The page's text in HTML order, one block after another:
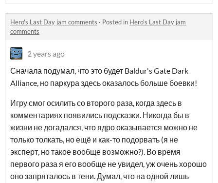
Hero's Last Day jam comments · Posted in Hero's Last Day jam
comments
2 years ago
Сначала подумал, что это будет Baldur's Gate Dark
Alliance, но паркура здесь оказалось больше боевки!
Игру смог осилить со второго раза, когда здесь в
комментариях появились подсказки. Никогда бы в
жизни не догадался, что ядро оказывается можно не
только толкать, но ещё и как-то подорвать (я не
эксперт, но такое вообще возможно?). Во время
первого раза я его вообще не увидел, уж очень хорошо
оно запряталось в тени. Думал, что на одной лишь